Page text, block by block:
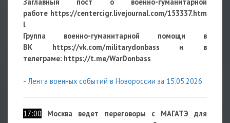
работе https://centercigr.livejournal.com/153337.htm
l
Группа военно-гуманитарной помощи в
ВК https://vk.com/militarydonbass и в
телеграме: https://t.me/WarDonbass
- Лента военных событий в Новороссии за 15.05.2026
17:00
Москва ведет переговоры с МАГАТЭ для